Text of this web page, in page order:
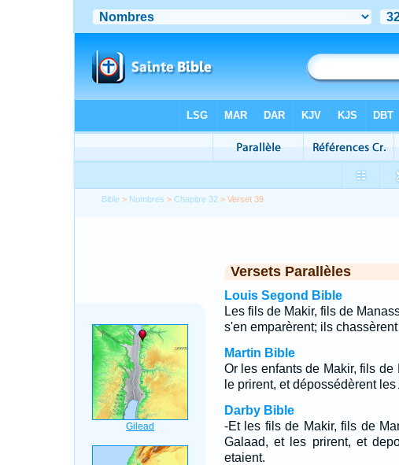
Bible > Nombres >Chapitre 32 > Verset 39
Versets Parallèles
Louis Segond Bible
Les fils de Makir, fils de
s'en emparèrent; ils
Martin Bible
Or les enfants de Makir, fils
le prirent, et dépossédèrent
Darby Bible
-Et les fils de Makir, fils de
Galaad, et les prirent, et
etaient.